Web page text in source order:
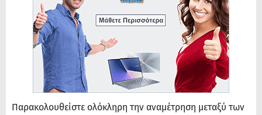
Παρακολουθείστε ολόκληρη την αναμέτρηση μεταξύ των